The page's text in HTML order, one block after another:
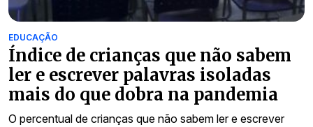
EDUCAÇÃO
Índice de crianças que não sabem
ler e escrever palavras isoladas
mais do que dobra na pandemia
O percentual de crianças que não sabem ler e escrever